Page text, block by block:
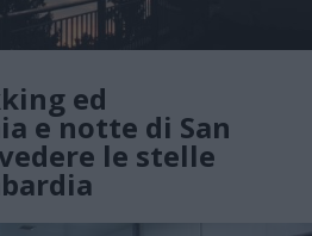
ed
e notte di San
le stelle